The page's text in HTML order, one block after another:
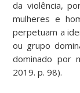
da violência,
mulheres e
perpetuam a
ou grupo
dominado por
2019. p. 98).